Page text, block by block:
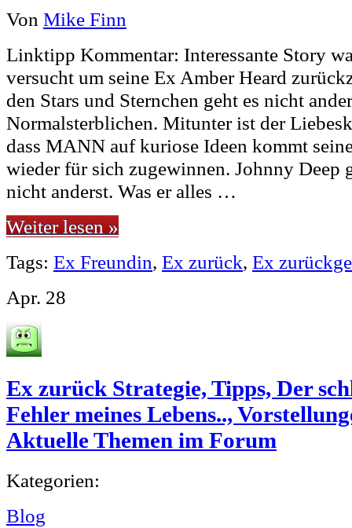
Von Mike Finn
Linktipp Kommentar: Interessante Story
versucht um seine Ex Amber Heard
den Stars und Sternchen geht es nicht
Normalsterblichen. Mitunter ist der
dass MANN auf kuriose Ideen kommt
wieder für sich zugewinnen. Johnny Deep
nicht anderst. Was er alles …
Weiter lesen »
Tags: Ex Freundin, Ex zurück, Ex
Apr. 28
Ex zurück Strategie, Tipps, Der
Fehler meines Lebens..,
Aktuelle Themen im Forum
Kategorien:
Blog